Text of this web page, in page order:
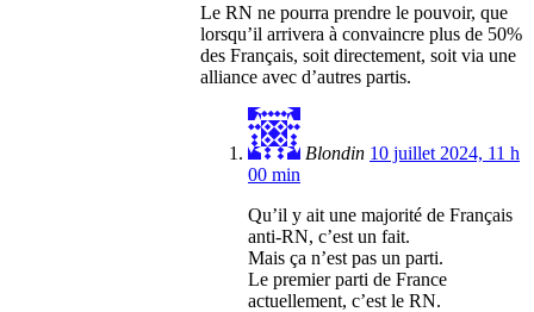
Le RN ne pourra prendre le pouvoir, que
lorsqu’il arrivera à convaincre plus de 50%
des Français, soit directement, soit via une
alliance avec d’autres partis.
Blondin 10 juillet 2024, 11 h
00 min
Qu’il y ait une majorité de Français
anti-RN, c’est un fait.
Mais ça n’est pas un parti.
Le premier parti de France
actuellement, c’est le RN.